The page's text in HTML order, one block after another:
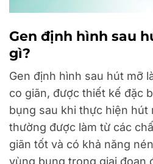
Gen định hình sau
gì?
Gen định hình sau hút mỡ
co giãn, được thiết kế đặc
bụng sau khi thực hiện hút
thường được làm từ các
giãn tốt và có khả năng